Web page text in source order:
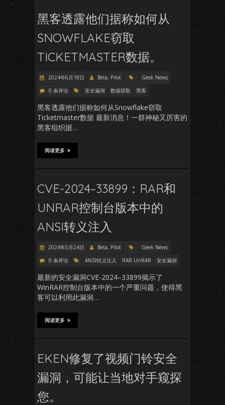
黑客透露他们据称如何从
SNOWFLAKE窃取
TICKETMASTER数据。
2024年6月18日 Beta, Pilot
Geek News
0 条评论
安全漏洞 数据窃取 黑客
黑客透露他们据称如何从Snowflake窃取
Ticketmaster数据 最新消息！一群神秘又厉害的
黑客组织据…
阅读更多
CVE-2024–33899：RAR和
UNRAR控制台版本中的
ANSI转义注入
2024年5月24日 Beta, Pilot
Geek News
0 条评论
ANSI转义注入 RAR UnRAR 安全漏洞
最新的安全漏洞CVE-2024–33899揭示了
WinRAR控制台版本中的一个严重问题，使得黑
客可以利用此漏洞…
阅读更多
EKEN修复了视频门铃安全
漏洞，可能让当地对手窥探
您。